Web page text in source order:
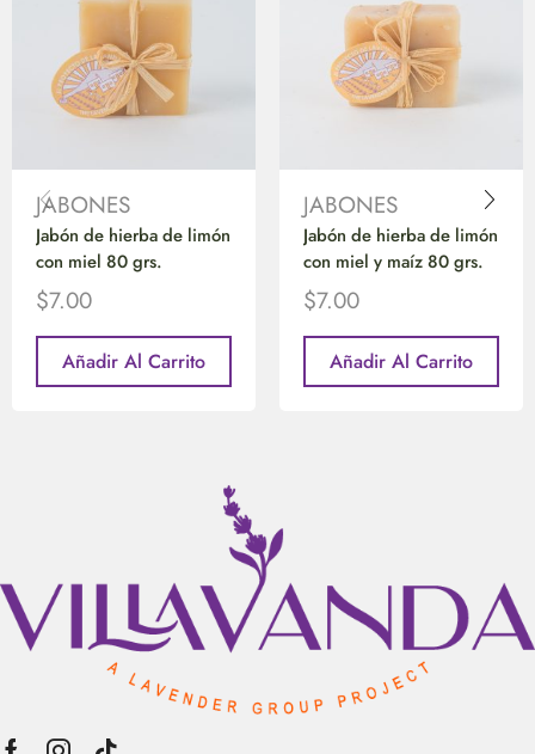
JABONES
Jabón de hierba de limón
con miel 80 grs.
$7.00
Añadir Al Carrito
JABONES
Jabón de hierba de limón
con miel y maíz 80 grs.
$7.00
Añadir Al Carrito